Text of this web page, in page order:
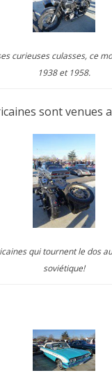
curieuses culasses, ce
1938 et 1958.
sont venues
qui tournent le dos
soviétique!